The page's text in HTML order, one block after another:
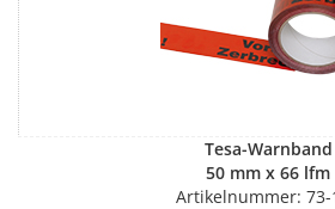
Tesa-Warnband
50 mm x 66 lfm
Artikelnummer: 73-